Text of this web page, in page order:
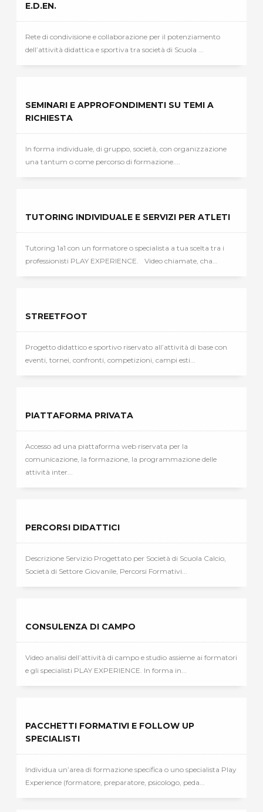
E.D.EN.
Rete di condivisione e collaborazione per il potenziamento
dell’attività didattica e sportiva tra società di Scuola ...
SEMINARI E APPROFONDIMENTI SU TEMI A
RICHIESTA
In forma individuale, di gruppo, società, con organizzazione
una tantum o come percorso di formazione....
TUTORING INDIVIDUALE E SERVIZI PER ATLETI
Tutoring 1a1 con un formatore o specialista a tua scelta tra i
professionisti PLAY EXPERIENCE. Video chiamate, cha...
STREETFOOT
Progetto didattico e sportivo riservato all’attività di base con
eventi, tornei, confronti, competizioni, campi esti...
PIATTAFORMA PRIVATA
Accesso ad una piattaforma web riservata per la
comunicazione, la formazione, la programmazione delle
attività inter...
PERCORSI DIDATTICI
Descrizione Servizio Progettato per Società di Scuola Calcio,
Società di Settore Giovanile, Percorsi Formativi...
CONSULENZA DI CAMPO
Video analisi dell’attività di campo e studio assieme ai formatori
e gli specialisti PLAY EXPERIENCE. In forma in...
PACCHETTI FORMATIVI E FOLLOW UP
SPECIALISTI
Individua un’area di formazione specifica o uno specialista Play
Experience (formatore, preparatore, psicologo, peda...